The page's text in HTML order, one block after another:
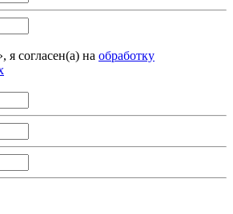
я согласен(а) на обработку